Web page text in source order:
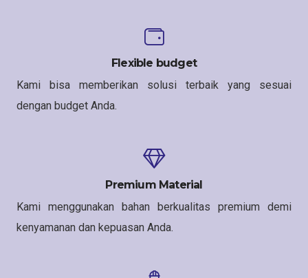
Flexible budget
Kami bisa memberikan solusi terbaik yang sesuai
dengan budget Anda.
Premium Material
Kami menggunakan bahan berkualitas premium demi
kenyamanan dan kepuasan Anda.